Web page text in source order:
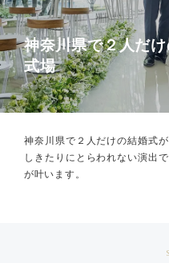
神奈川県で２人だ
式場
神奈川県で２人だけの結婚式
しきたりにとらわれない演出
が叶います。